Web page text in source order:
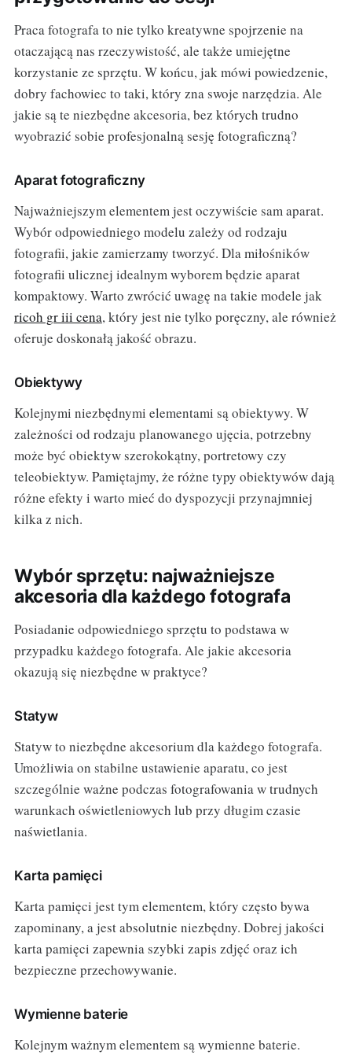
Praca fotografa to nie tylko kreatywne spojrzenie na
otaczającą nas rzeczywistość, ale także umiejętne
korzystanie ze sprzętu. W końcu, jak mówi powiedzenie,
dobry fachowiec to taki, który zna swoje narzędzia. Ale
jakie są te niezbędne akcesoria, bez których trudno
wyobrazić sobie profesjonalną sesję fotograficzną?
Aparat fotograficzny
Najważniejszym elementem jest oczywiście sam aparat.
Wybór odpowiedniego modelu zależy od rodzaju
fotografii, jakie zamierzamy tworzyć. Dla miłośników
fotografii ulicznej idealnym wyborem będzie aparat
kompaktowy. Warto zwrócić uwagę na takie modele jak
ricoh gr iii cena, który jest nie tylko poręczny, ale również
oferuje doskonałą jakość obrazu.
Obiektywy
Kolejnymi niezbędnymi elementami są obiektywy. W
zależności od rodzaju planowanego ujęcia, potrzebny
może być obiektyw szerokokątny, portretowy czy
teleobiektyw. Pamiętajmy, że różne typy obiektywów dają
różne efekty i warto mieć do dyspozycji przynajmniej
kilka z nich.
Wybór sprzętu: najważniejsze
akcesoria dla każdego fotografa
Posiadanie odpowiedniego sprzętu to podstawa w
przypadku każdego fotografa. Ale jakie akcesoria
okazują się niezbędne w praktyce?
Statyw
Statyw to niezbędne akcesorium dla każdego fotografa.
Umożliwia on stabilne ustawienie aparatu, co jest
szczególnie ważne podczas fotografowania w trudnych
warunkach oświetleniowych lub przy długim czasie
naświetlania.
Karta pamięci
Karta pamięci jest tym elementem, który często bywa
zapominany, a jest absolutnie niezbędny. Dobrej jakości
karta pamięci zapewnia szybki zapis zdjęć oraz ich
bezpieczne przechowywanie.
Wymienne baterie
Kolejnym ważnym elementem są wymienne baterie.